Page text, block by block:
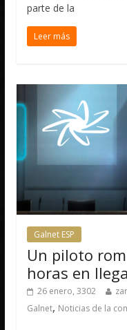
parte de la
Leer más
Galnet ESP
Un piloto
horas en
26 enero, 3302
Galnet, Noticias de la